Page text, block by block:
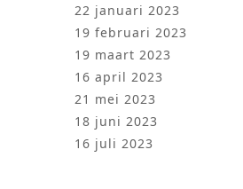
22 januari 2023
19 februari 2023
19 maart 2023
16 april 2023
21 mei 2023
18 juni 2023
16 juli 2023